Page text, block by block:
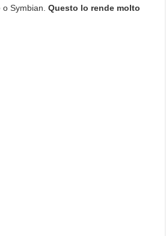
o Symbian.Questo lo rende molto